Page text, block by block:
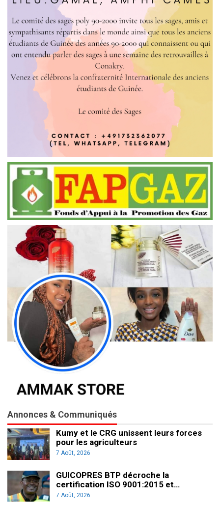
Annonces & Communiqués
Kumy et le CRG unissent leurs forces
pour les agriculteurs
7 Août, 2026
GUICOPRES BTP décroche la
certification ISO 9001:2015 et…
7 Août, 2026